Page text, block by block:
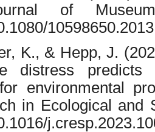
of
K., & Hepp, J.
distress
environmental
in Ecological and